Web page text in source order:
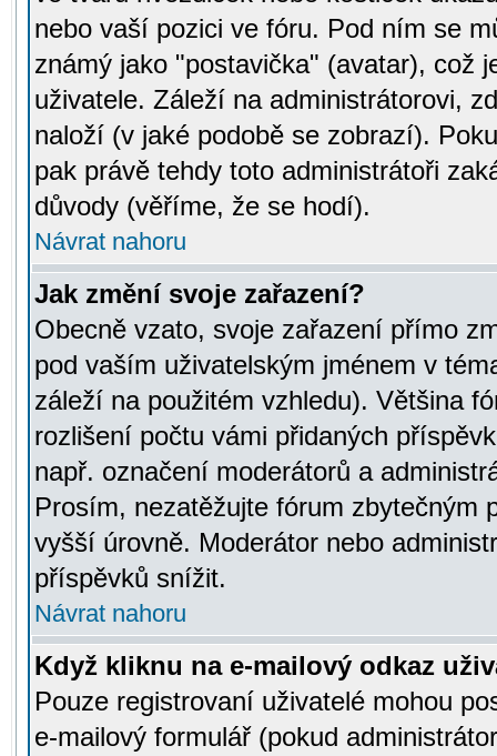
nebo vaší pozici ve fóru. Pod ním se
známý jako "postavička" (avatar), což
uživatele. Záleží na administrátorovi,
naloží (v jaké podobě se zobrazí).
pak právě tehdy toto administrátoři
důvody (věříme, že se hodí).
Návrat nahoru
Jak změní svoje zařazení?
Obecně vzato, svoje zařazení přímo
pod vaším uživatelským jménem v
záleží na použitém vzhledu). Většina
rozlišení počtu vámi přidaných
např. označení moderátorů a
Prosím, nezatěžujte fórum zbytečným
vyšší úrovně. Moderátor nebo
příspěvků snížit.
Návrat nahoru
Když kliknu na e-mailový odkaz
Pouze registrovaní uživatelé mohou
e-mailový formulář (pokud